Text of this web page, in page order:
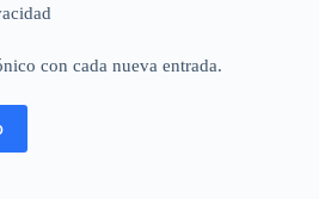
con cada nueva entrada.